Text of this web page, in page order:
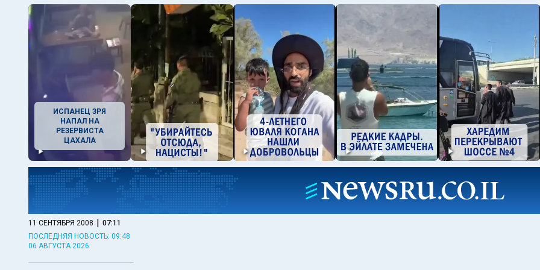
ИСПАНЕЦ ЗРЯ
НАПАЛ НА
РЕЗЕРВИСТА
ЦАХАЛА
11 СЕНТЯБРЯ 2008 | 07:11
ПОСЛЕДНЯЯ НОВОСТЬ: 09:48
06 АВГУСТА 2026